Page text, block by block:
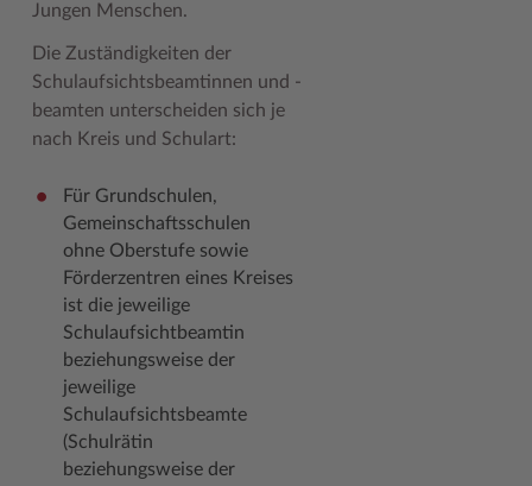
Jungen Menschen.
Die Zuständigkeiten der
Schulaufsichtsbeamtinnen und -
beamten unterscheiden sich je
nach Kreis und Schulart:
Für Grundschulen,
Gemeinschaftsschulen
ohne Oberstufe sowie
Förderzentren eines Kreises
ist die jeweilige
Schulaufsichtbeamtin
beziehungsweise der
jeweilige
Schulaufsichtsbeamte
(Schulrätin
beziehungsweise der